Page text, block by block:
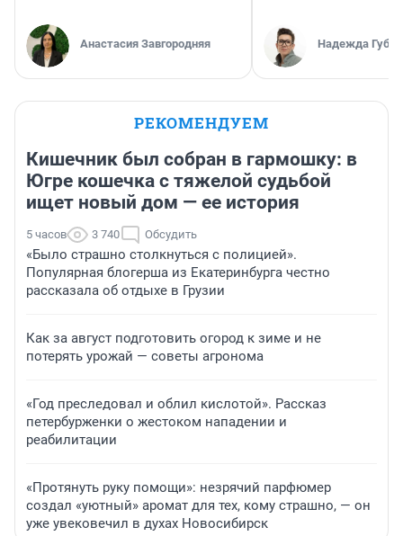
Анастасия Завгородняя Надежда
РЕКОМЕНДУЕМ
Кишечник был собран в гармошку: в
Югре кошечка с тяжелой судьбой
ищет новый дом — ее история
5 часов 3 740 Обсудить
«Было страшно столкнуться с полицией».
Популярная блогерша из Екатеринбурга честно
рассказала об отдыхе в Грузии
Как за август подготовить огород к зиме и не
потерять урожай — советы агронома
«Год преследовал и облил кислотой». Рассказ
петербурженки о жестоком нападении и
реабилитации
«Протянуть руку помощи»: незрячий парфюмер
создал «уютный» аромат для тех, кому страшно, — он
уже увековечил в духах Новосибирск